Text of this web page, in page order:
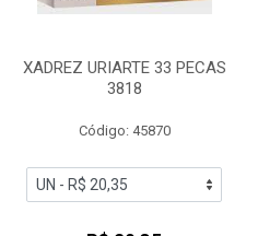
XADREZ URIARTE 33 PECAS
3818
Código: 45870